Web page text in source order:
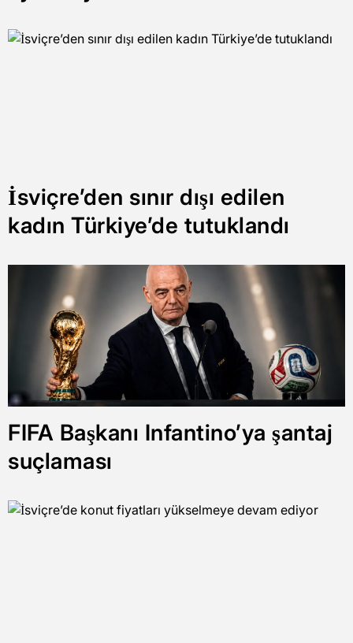
İsviçre’den sınır dışı edilen
kadın Türkiye’de tutuklandı
FIFA Başkanı Infantino’ya şantaj
suçlaması